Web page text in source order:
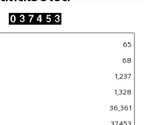
65
68
1,237
1,328
36,361